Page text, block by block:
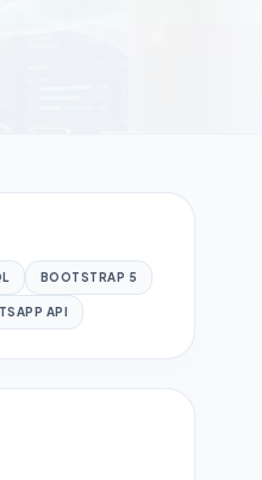
BOOTSTRAP 5
API